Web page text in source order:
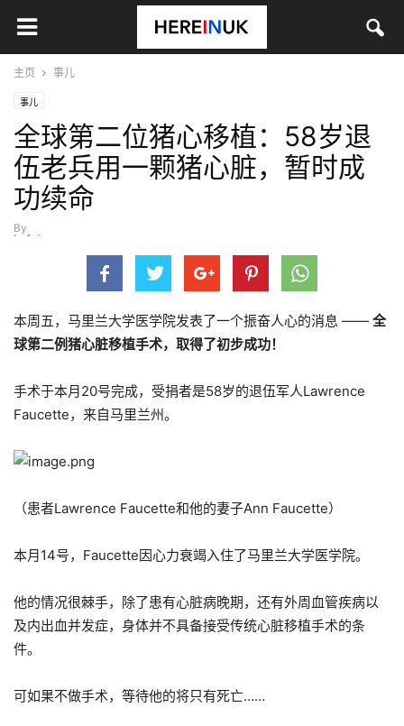
主页 事儿
事儿
全球第二位猪心移植：58岁退
伍老兵用一颗猪心脏，暂时成
功续命
By
hefei
本周五，马里兰大学医学院发表了一个振奋人心的消息 —— 全
球第二例猪心脏移植手术，取得了初步成功！
手术于本月20号完成，受捐者是58岁的退伍军人Lawrence
Faucette，来自马里兰州。
（患者Lawrence Faucette和他的妻子Ann Faucette）
本月14号，Faucette因心力衰竭入住了马里兰大学医学院。
他的情况很棘手，除了患有心脏病晚期，还有外周血管疾病以
及内出血并发症，身体并不具备接受传统心脏移植手术的条
件。
可如果不做手术，等待他的将只有死亡……